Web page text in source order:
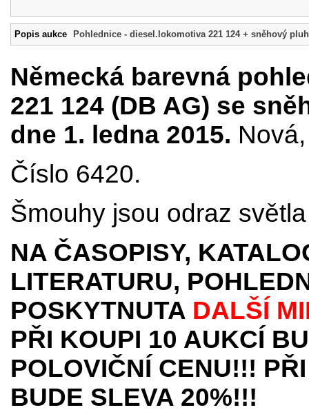
Popis aukce Pohlednice - diesel.lokomotiva 221 124 + sněhový pluh
Německá barevná
221 124 (DB AG) se
dne 1. ledna 2015.
Číslo 6420.
Šmouhy jsou odraz
NA ČASOPISY,
LITERATURU,
POSKYTNUTA DALŠÍ
PŘI KOUPI 10 AUKCÍ
POLOVIČNÍ CENU!!!
BUDE SLEVA 20%!!!